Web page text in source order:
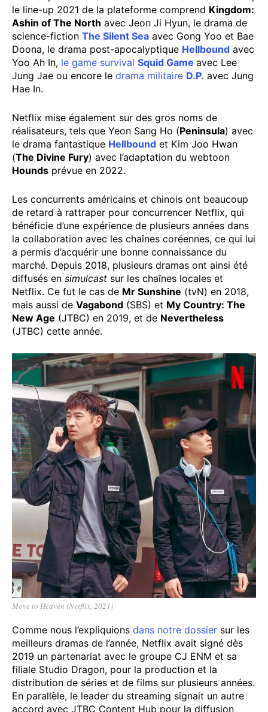
le line-up 2021 de la plateforme comprend Kingdom:
Ashin of The North avec Jeon Ji Hyun, le drama de
science-fiction The Silent Sea avec Gong Yoo et Bae
Doona, le drama post-apocalyptique Hellbound avec
Yoo Ah In, le game survival Squid Game avec Lee
Jung Jae ou encore le drama militaire D.P. avec Jung
Hae In.
Netflix mise également sur des gros noms de
réalisateurs, tels que Yeon Sang Ho (Peninsula) avec
le drama fantastique Hellbound et Kim Joo Hwan
(The Divine Fury) avec l’adaptation du webtoon
Hounds prévue en 2022.
Les concurrents américains et chinois ont beaucoup
de retard à rattraper pour concurrencer Netflix, qui
bénéficie d’une expérience de plusieurs années dans
la collaboration avec les chaînes coréennes, ce qui lui
a permis d’acquérir une bonne connaissance du
marché. Depuis 2018, plusieurs dramas ont ainsi été
diffusés en simulcast sur les chaînes locales et
Netflix. Ce fut le cas de Mr Sunshine (tvN) en 2018,
mais aussi de Vagabond (SBS) et My Country: The
New Age (JTBC) en 2019, et de Nevertheless
(JTBC) cette année.
Move to Heaven (Netflix, 2021)
Comme nous l’expliquions dans notre dossier sur les
meilleurs dramas de l’année, Netflix avait signé dès
2019 un partenariat avec le groupe CJ ENM et sa
filiale Studio Dragon, pour la production et la
distribution de séries et de films sur plusieurs années.
En parallèle, le leader du streaming signait un autre
accord avec JTBC Content Hub pour la diffusion